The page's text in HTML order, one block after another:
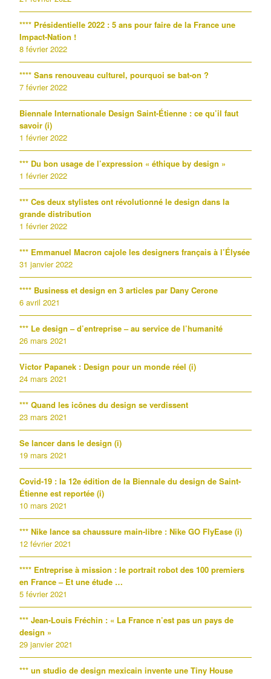
**** Présidentielle 2022 : 5 ans pour faire de la France une
Impact-Nation !
8 février 2022
**** Sans renouveau culturel, pourquoi se bat-on ?
7 février 2022
Biennale Internationale Design Saint-Étienne : ce qu’il faut
savoir (i)
1 février 2022
*** Du bon usage de l’expression « éthique by design »
1 février 2022
*** Ces deux stylistes ont révolutionné le design dans la
grande distribution
1 février 2022
*** Emmanuel Macron cajole les designers français à l’Élysée
31 janvier 2022
**** Business et design en 3 articles par Dany Cerone
6 avril 2021
*** Le design – d’entreprise – au service de l’humanité
26 mars 2021
Victor Papanek : Design pour un monde réel (i)
24 mars 2021
*** Quand les icônes du design se verdissent
23 mars 2021
Se lancer dans le design (i)
19 mars 2021
Covid-19 : la 12e édition de la Biennale du design de Saint-
Étienne est reportée (i)
10 mars 2021
*** Nike lance sa chaussure main-libre : Nike GO FlyEase (i)
12 février 2021
**** Entreprise à mission : le portrait robot des 100 premiers
en France – Et une étude …
5 février 2021
*** Jean-Louis Fréchin : « La France n’est pas un pays de
design »
29 janvier 2021
*** un studio de design mexicain invente une Tiny House